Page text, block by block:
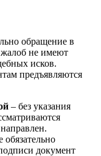
обращение в
жалоб не имеют
исков.
предъявляются
– без указания
документ